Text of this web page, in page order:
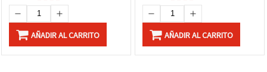
AÑADIR AL CARRITO AÑADIR AL CARRITO